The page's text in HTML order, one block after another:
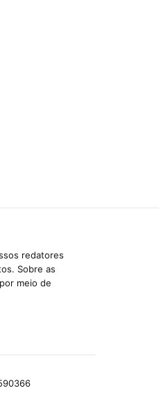
redatores
Sobre as
meio de